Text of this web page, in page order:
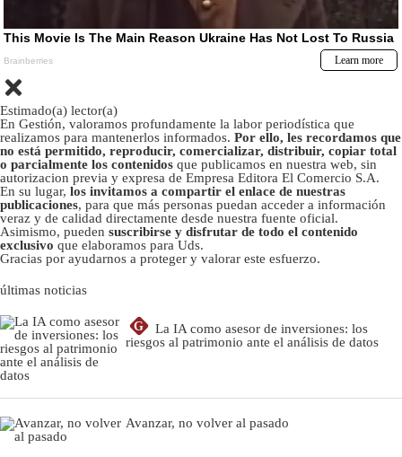
Estimado(a) lector(a)
En Gestión, valoramos profundamente la labor periodística que
realizamos para mantenerlos informados. Por ello, les recordamos que
no está permitido, reproducir, comercializar, distribuir, copiar total
o parcialmente los contenidos que publicamos en nuestra web, sin
autorizacion previa y expresa de Empresa Editora El Comercio S.A.
En su lugar, los invitamos a compartir el enlace de nuestras
publicaciones, para que más personas puedan acceder a información
veraz y de calidad directamente desde nuestra fuente oficial.
Asimismo, pueden suscribirse y disfrutar de todo el contenido
exclusivo que elaboramos para Uds.
Gracias por ayudarnos a proteger y valorar este esfuerzo.
últimas noticias
G
La IA como asesor de inversiones: los
riesgos al patrimonio ante el análisis de datos
Avanzar, no volver al pasado